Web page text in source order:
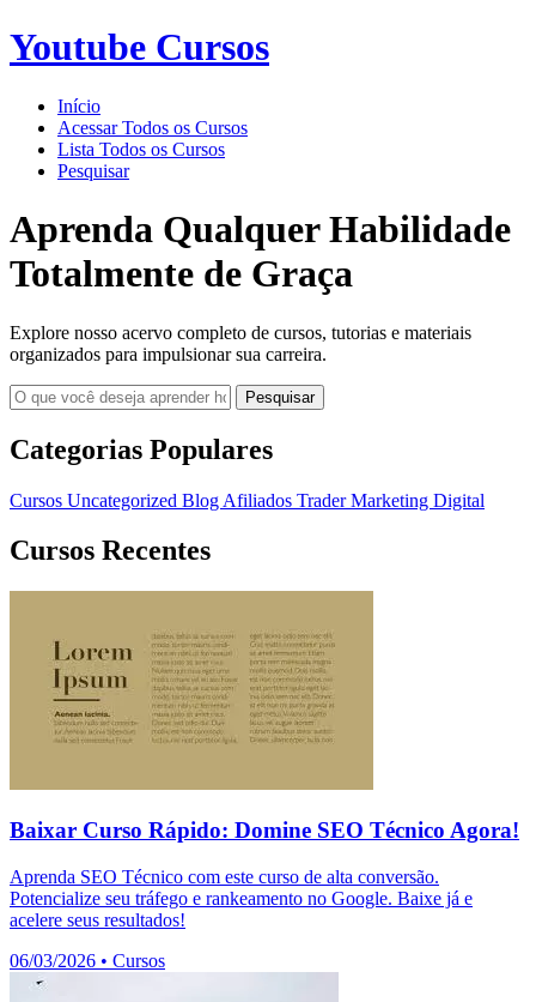
Youtube Cursos
Início
Acessar Todos os Cursos
Lista Todos os Cursos
Pesquisar
Aprenda Qualquer Habilidade
Totalmente de Graça
Explore nosso acervo completo de cursos, tutorias e materiais
organizados para impulsionar sua carreira.
Pesquisar
Categorias Populares
Cursos Uncategorized Blog Afiliados TraderMarketing Digital
Cursos Recentes
Baixar Curso Rápido: Domine SEO Técnico Agora!
Aprenda SEO Técnico com este curso de alta conversão.
Potencialize seu tráfego e rankeamento no Google. Baixe já e
acelere seus resultados!
06/03/2026 • Cursos